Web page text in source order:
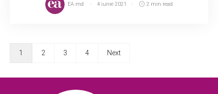
EA.md 4 iunie 2021 2 min read
1 2 3 4 Next